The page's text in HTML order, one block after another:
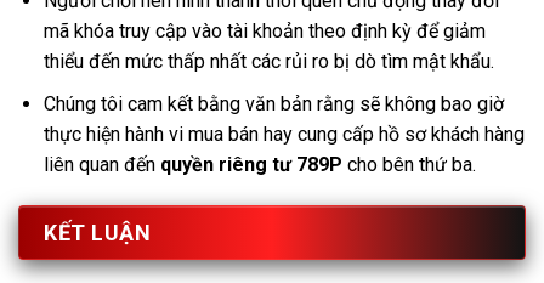
mã khóa truy cập vào tài khoản theo định kỳ để giảm
thiểu đến mức thấp nhất các rủi ro bị dò tìm mật khẩu.
Chúng tôi cam kết bằng văn bản rằng sẽ không bao giờ
thực hiện hành vi mua bán hay cung cấp hồ sơ khách hàng
liên quan đến quyền riêng tư 789P cho bên thứ ba.
KẾT LUẬN